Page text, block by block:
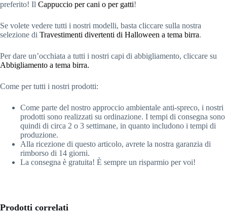
preferito! Il Cappuccio per cani o per gatti!
Se volete vedere tutti i nostri modelli, basta cliccare sulla nostra
selezione di Travestimenti divertenti di Halloween a tema birra.
Per dare un’occhiata a tutti i nostri capi di abbigliamento, cliccare su
Abbigliamento a tema birra.
Come per tutti i nostri prodotti:
Come parte del nostro approccio ambientale anti-spreco, i nostri
prodotti sono realizzati su ordinazione. I tempi di consegna sono
quindi di circa 2 o 3 settimane, in quanto includono i tempi di
produzione.
Alla ricezione di questo articolo, avrete la nostra garanzia di
rimborso di 14 giorni.
La consegna è gratuita! È sempre un risparmio per voi!
Prodotti correlati